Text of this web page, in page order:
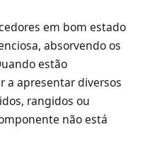
em bom estado
absorvendo os
estão
a apresentar diversos
rangidos ou
não está